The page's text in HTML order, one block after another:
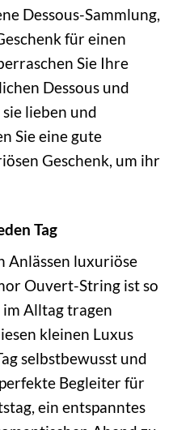
Dessous-Sammlung,
für einen
Sie Ihre
Dessous und
sie lieben und
Sie eine gute
Geschenk, um ihr
Tag
Anlässen luxuriöse
Ouvert-String ist so
im Alltag tragen
kleinen Luxus
selbstbewusst und
Begleiter für
ein entspanntes